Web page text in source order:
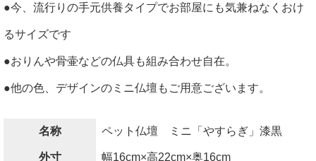
●今、流行りの手元供養タイプでお部屋にも気兼ねなくおけ
るサイズです
●おりんや骨壷などの仏具も組み合わせ自在。
●他の色、デザインのミニ仏壇もご用意ございます。
名称 ペット仏壇 ミニ「やすらぎ」漆黒
外寸 幅16cm×高22cm×奥16cm